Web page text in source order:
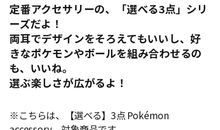
定番アクセサリーの、「選べる3点」シリ
ーズだよ！
両耳でデザインをそろえてもいいし、好
きなポケモンやボールを組み合わせるの
も、いいね。
選ぶ楽しさが広がるよ！
※こちらは、【選べる】3点 Pokémon